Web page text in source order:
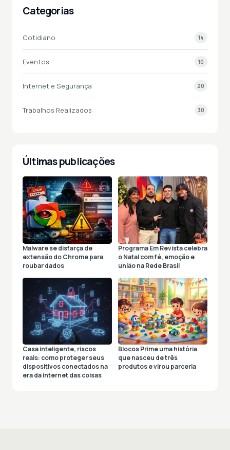
Categorias
Cotidiano 14
Eventos 10
Internet e Segurança 20
Trabalhos Realizados 30
Últimas publicações
Malware se disfarça de
extensão do Chrome para
roubar dados
Programa Em Revista celebra
o Natal com fé, emoção e
união na Rede Brasil
Casa inteligente, riscos
reais: como proteger seus
dispositivos conectados na
era da internet das coisas
Blocos Prime uma história
que nasceu de três
produtos e virou parceria